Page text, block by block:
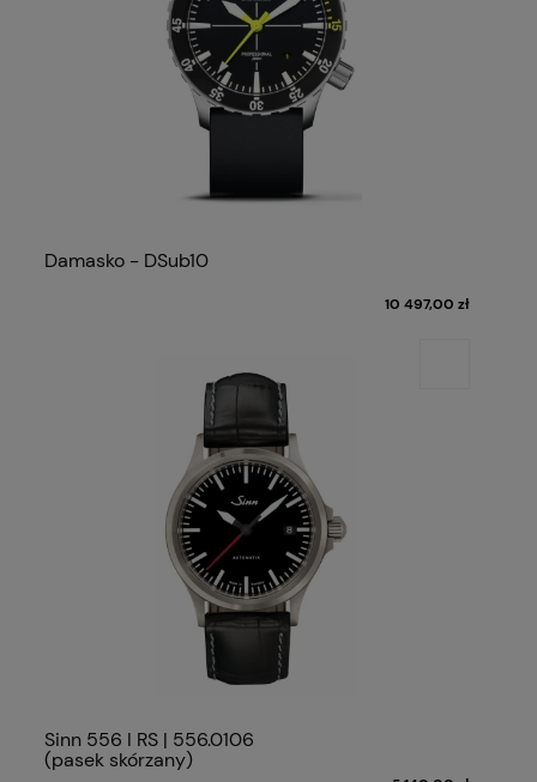
Damasko - DSub10
10 497,00 zł
Sinn 556 I RS | 556.0106
(pasek skórzany)